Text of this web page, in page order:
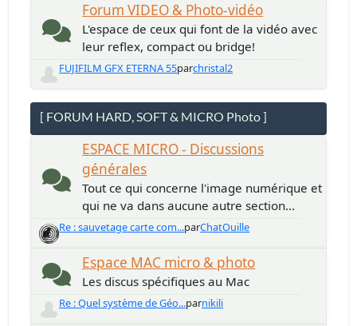
Forum VIDEO & Photo-vidéo
L'espace de ceux qui font de la vidéo avec
leur reflex, compact ou bridge!
FUJIFILM GFX ETERNA 55parchristal2
[ FORUM HARD, SOFT & MICRO Photo ]
ESPACE MICRO - Discussions
générales
Tout ce qui concerne l'image numérique et
qui ne va dans aucune autre section...
Re : sauvetage carte com...parChatOuille
Espace MAC micro & photo
Les discus spécifiques au Mac
Re : Quel système de Géo...parnikili